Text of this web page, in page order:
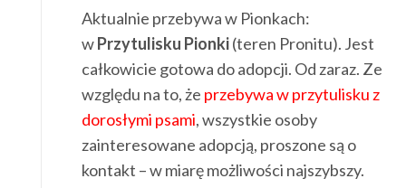
Aktualnie przebywa w Pionkach:
wPrzytulisku Pionki(teren Pronitu). Jest
całkowicie gotowa do adopcji. Od zaraz. Ze
względu na to, że przebywa w przytulisku z
dorosłymi psami, wszystkie osoby
zainteresowane adopcją, proszone są o
kontakt – w miarę możliwości najszybszy.